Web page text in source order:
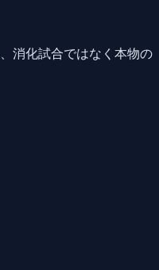
消化試合ではなく本物の